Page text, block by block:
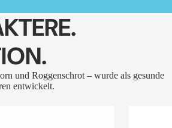
und Roggenschrot – wurde als gesunde
entwickelt.